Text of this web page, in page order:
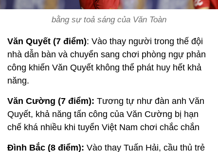
bằng sự toả sáng của Văn Toàn
Văn Quyết (7 điểm): Vào thay người trong thế đội
nhà dẫn bàn và chuyển sang chơi phòng ngự phản
công khiến Văn Quyết không thể phát huy hết khả
năng.
Văn Cường (7 điểm): Tương tự như đàn anh Văn
Quyết, khả năng tấn công của Văn Cường bị hạn
chế khá nhiều khi tuyển Việt Nam chơi chắc chắn
Đình Bắc (8 điểm): Vào thay Tuấn Hải, cầu thủ trẻ